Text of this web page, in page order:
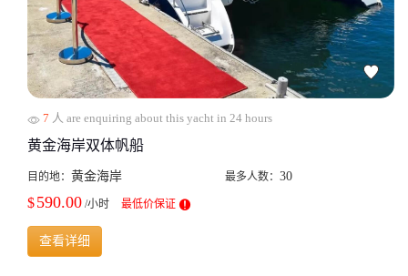
7 人 are enquiring about this yacht in 24 hours
黄金海岸双体帆船
目的地： 黄金海岸 最多人数： 30
$590.00 /小时 最低价保证
查看详细